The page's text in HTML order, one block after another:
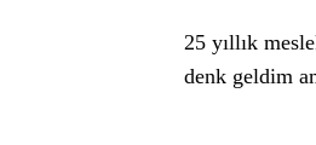
25 yıllık
denk geldim